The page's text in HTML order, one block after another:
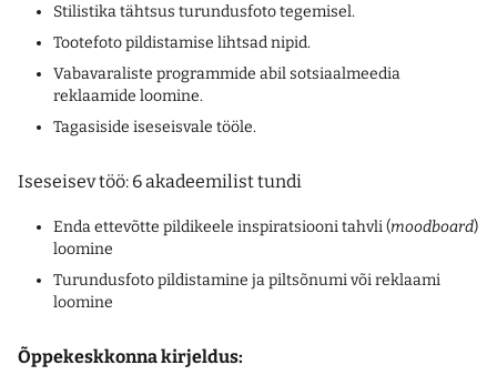
Stilistika tähtsus turundusfoto tegemisel.
Tootefoto pildistamise lihtsad nipid.
Vabavaraliste programmide abil sotsiaalmeedia
reklaamide loomine.
Tagasiside iseseisvale tööle.
Iseseisev töö: 6 akadeemilist tundi
Enda ettevõtte pildikeele inspiratsiooni tahvli (moodboard)
loomine
Turundusfoto pildistamine ja piltsõnumi või reklaami
loomine
Õppekeskkonna kirjeldus: